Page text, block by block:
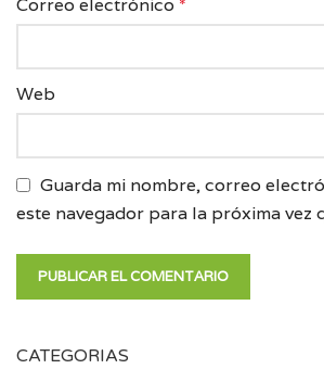
Correo electrónico *
Web
Guarda mi nombre, correo
este navegador para la próxima vez
CATEGORIAS